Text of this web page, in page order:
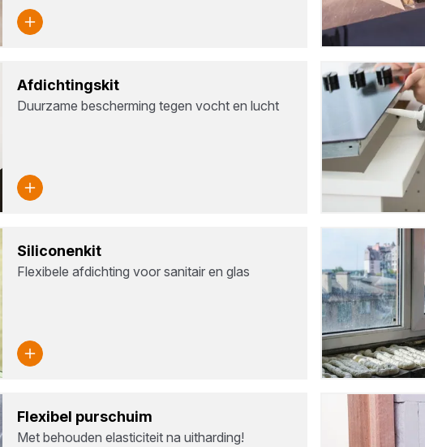
Afdich­tings­kit
Duurzame bescherming tegen vocht en lucht
Sili­co­nen­kit
Flexibele afdichting voor sanitair en glas
Flexi­bel pur­schuim
Met behouden elasticiteit na uitharding!